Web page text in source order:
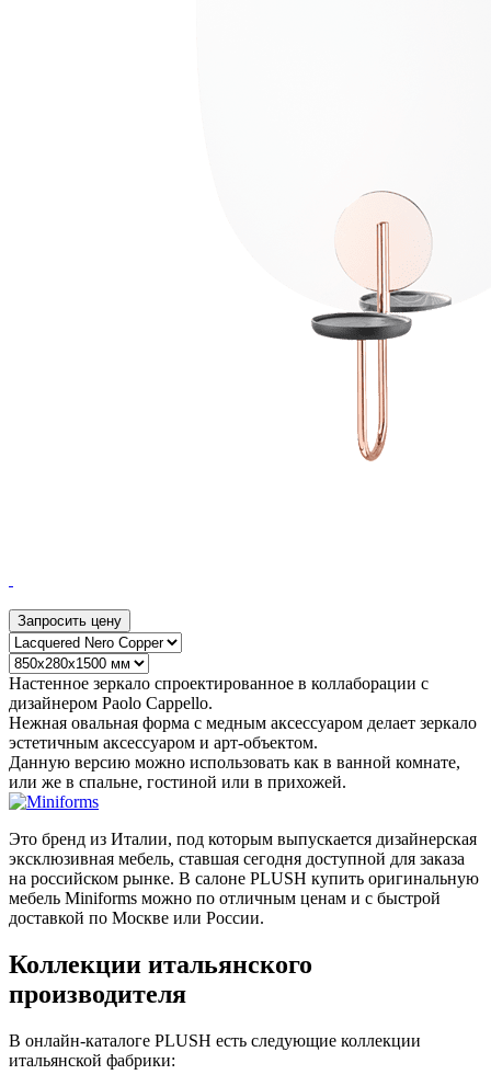
Запросить цену
Настенное зеркало спроектированное в коллаборации с
дизайнером Paolo Cappello.
Нежная овальная форма с медным аксессуаром делает зеркало
эстетичным аксессуаром и арт-объектом.
Данную версию можно использовать как в ванной комнате,
или же в спальне, гостиной или в прихожей.
Это бренд из Италии, под которым выпускается дизайнерская
эксклюзивная мебель, ставшая сегодня доступной для заказа
на российском рынке. В салоне PLUSH купить оригинальную
мебель Miniforms можно по отличным ценам и с быстрой
доставкой по Москве или России.
Коллекции итальянского
производителя
В онлайн-каталоге PLUSH есть следующие коллекции
итальянской фабрики: